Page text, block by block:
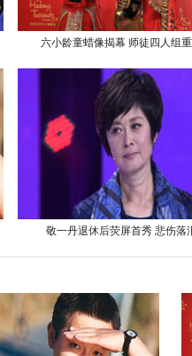
六小龄童蜡像揭幕 师徒四人组
敬一丹退休后荧屏首秀 悲伤落